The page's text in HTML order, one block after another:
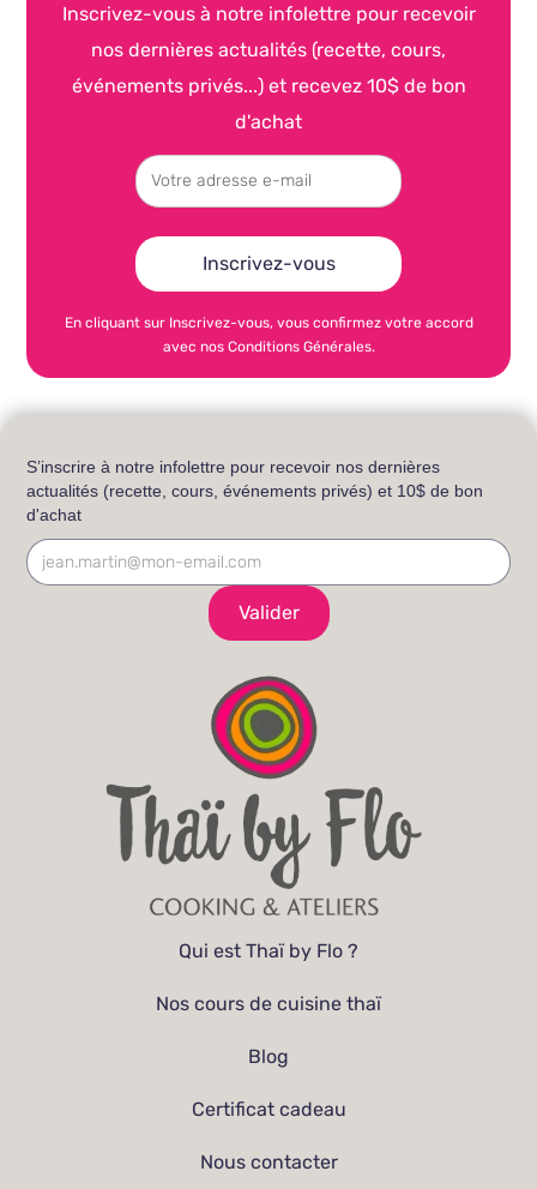
Inscrivez-vous à notre infolettre pour recevoir
nos dernières actualités (recette, cours,
événements privés...) et recevez 10$ de bon
d'achat
En cliquant sur Inscrivez-vous, vous confirmez votre accord
avec nos Conditions Générales.
S’inscrire à notre infolettre pour recevoir nos dernières
actualités (recette, cours, événements privés) et 10$ de bon
d'achat
Qui est Thaï by Flo ?
Nos cours de cuisine thaï
Blog
Certificat cadeau
Nous contacter